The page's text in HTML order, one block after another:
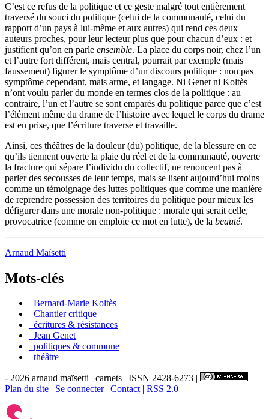
C’est ce refus de la politique et ce geste malgré tout entièrement
traversé du souci du politique (celui de la communauté, celui du
rapport d’un pays à lui-même et aux autres) qui rend ces deux
auteurs proches, pour leur lecteur plus que pour chacun d’eux : et
justifient qu’on en parle ensemble. La place du corps noir, chez l’un
et l’autre fort différent, mais central, pourrait par exemple (mais
faussement) figurer le symptôme d’un discours politique : non pas
symptôme cependant, mais arme, et langage. Ni Genet ni Koltès
n’ont voulu parler du monde en termes clos de la politique : au
contraire, l’un et l’autre se sont emparés du politique parce que c’est
l’élément même du drame de l’histoire avec lequel le corps du drame
est en prise, que l’écriture traverse et travaille.
Ainsi, ces théâtres de la douleur (du) politique, de la blessure en ce
qu’ils tiennent ouverte la plaie du réel et de la communauté, ouverte
la fracture qui sépare l’individu du collectif, ne renoncent pas à
parler des secousses de leur temps, mais se lisent aujourd’hui moins
comme un témoignage des luttes politiques que comme une manière
de reprendre possession des territoires du politique pour mieux les
défigurer dans une morale non-politique : morale qui serait celle,
provocatrice (comme on emploie ce mot en lutte), de la beauté.
Arnaud Maïsetti
Mots-clés
_Bernard-Marie Koltès
_Chantier critique
_écritures & résistances
_Jean Genet
_politiques & commune
_théâtre
- 2026 arnaud maïsetti | carnets | ISSN 2428-6273 |
Plan du site
Se connecter| Contact| RSS 2.0